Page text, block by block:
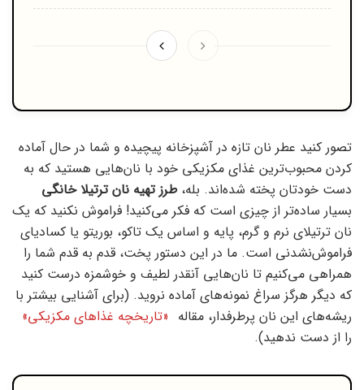
تصور کنید عطر نان تازه در آشپزخانه پیچیده و شما در حال آماده
کردن محبوب‌ترین غذای مکزیکی خود با نان‌هایی هستید که به
دست خودتان پخته شده‌اند. بله،طرز تهیه نان ترتیلا خانگی
بسیار ساده‌تر از چیزی است که فکر می‌کنید! فراموش نکنید که یک
نان ترتیلای نرم و گرم، پایه و اساس یک تاکو، بوریتو یا کسادیای
فراموش‌نشدنی است. ما در این دستور پخت، قدم به قدم شما را
همراهی می‌کنیم تا نان‌هایی آنقدر لطیف و خوشمزه درست کنید
که دیگر هرگز سراغ نمونه‌های آماده نروید. (برای آشنایی بیشتر با
ریشه‌های این نان پرطرفدار، مقاله «تاریخچه غذاهای مکزیکی»
را از دست ندهید).